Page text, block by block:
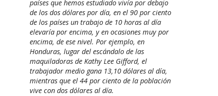
países que hemos estudiado vivía por debajo
de los dos dólares por día, en el 90 por ciento
de los países un trabajo de 10 horas al día
elevaría por encima, y en ocasiones muy por
encima, de ese nivel. Por ejemplo, en
Honduras, lugar del escándalo de las
maquiladoras de Kathy Lee Gifford, el
trabajador medio gana 13,10 dólares al día,
mientras que el 44 por ciento de la población
vive con dos dólares al día.